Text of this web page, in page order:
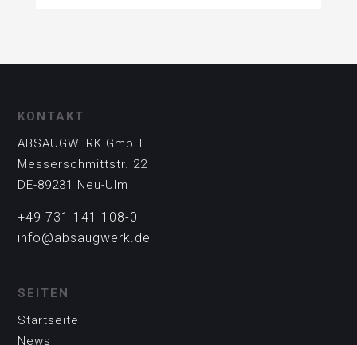
KONTAKT
ABSAUGWERK GmbH
Messerschmittstr. 22
DE-89231 Neu-Ulm
+49 731 141 108-0
info@absaugwerk.de
SEITEN
Startseite
News